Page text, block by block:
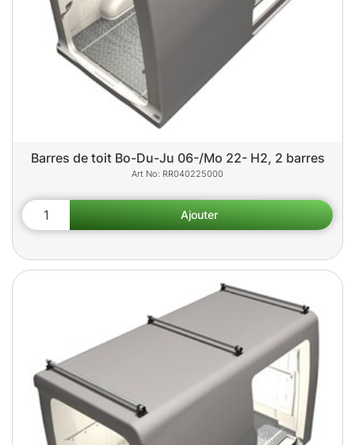
Barres de toit Bo-Du-Ju 06-/Mo 22- H2, 2 barres
RR040225000